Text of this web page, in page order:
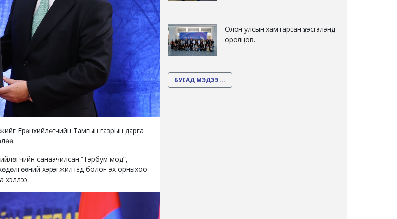
Ерөнхийлөгчийн Тамгын газрын дарга
санаачилсан “Тэрбум мод”,
хөдөлгөөний хэрэгжилтэд болон эх орныхоо
хэллээ.
Олон улсын хамтарсан үзэсгэлэнд
оролцов.
БУСАД МЭДЭЭ ...